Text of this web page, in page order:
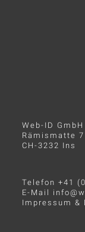
Web-ID GmbH
Rämismatte 7
CH-3232 Ins
Telefon +41
E-Mail
Impressum &